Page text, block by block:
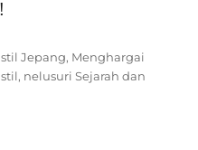
Jepang, Menghargai
, nelusuri Sejarah dan